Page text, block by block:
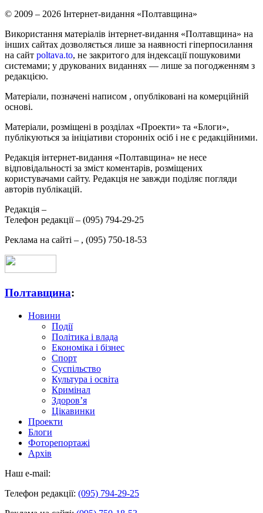
© 2009 – 2026 Інтернет-видання «Полтавщина»
Використання матеріалів інтернет-видання «Полтавщина» на
інших сайтах дозволяється лише за наявності гіперпосилання
на сайт poltava.to, не закритого для індексації пошуковими
системами; у друкованих виданнях — лише за погодженням з
редакцією.
Матеріали, позначені написом , опубліковані на комерційній
основі.
Матеріали, розміщені в розділах «Проекти» та «Блоги»,
публікуються за ініціативи сторонніх осіб і не є редакційними.
Редакція інтернет-видання «Полтавщина» не несе
відповідальності за зміст коментарів, розміщених
користувачами сайту. Редакція не завжди поділяє погляди
авторів публікацій.
Редакція –
Телефон редакції – (095) 794-29-25
Реклама на сайті – , (095) 750-18-53
Полтавщина:
Новини
Події
Політика і влада
Економіка і бізнес
Спорт
Суспільство
Культура і освіта
Кримінал
Здоров’я
Цікавинки
Проекти
Блоги
Фоторепортажі
Архів
Наш e-mail:
Телефон редакції: (095) 794-29-25